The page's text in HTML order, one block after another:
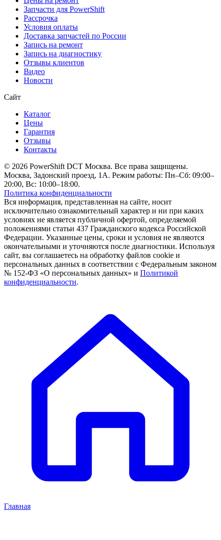
Запчасти для PowerShift
Рассрочка
Условия оплаты
Доставка запчастей по России
Запись на ремонт
Запись на диагностику
Отзывы клиентов
Видео
Новости
Сайт
Каталог
Цены
Гарантия
Отзывы
Контакты
© 2026 PowerShift DCT Москва. Все права защищены.
Москва, Задонский проезд, 1А. Режим работы: Пн–Сб: 09:00–
20:00, Вс: 10:00–18:00.
Политика конфиденциальности
Вся информация, представленная на сайте, носит
исключительно ознакомительный характер и ни при каких
условиях не является публичной офертой, определяемой
положениями статьи 437 Гражданского кодекса Российской
Федерации. Указанные цены, сроки и условия не являются
окончательными и уточняются после диагностики. Используя
сайт, вы соглашаетесь на обработку файлов cookie и
персональных данных в соответствии с Федеральным законом
№ 152-ФЗ «О персональных данных» и Политикой
конфиденциальности.
Главная